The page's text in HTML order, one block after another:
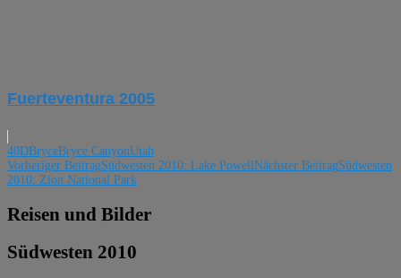
Fuerteventura 2005
40DBryceBryce CanyonUtah
Beitragsnavigation
Vorheriger BeitragSüdwesten 2010: Lake PowellNächster BeitragSüdwesten
2010: Zion National Park
Reisen und Bilder
Südwesten 2010